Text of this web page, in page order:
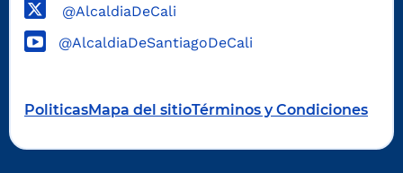
@AlcaldiaDeCali
@AlcaldiaDeSantiagoDeCali
PoliticasMapa del sitioTérminos y Condiciones